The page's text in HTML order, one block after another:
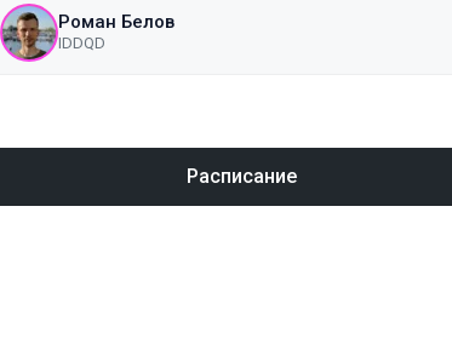
Роман Белов
IDDQD
Расписание